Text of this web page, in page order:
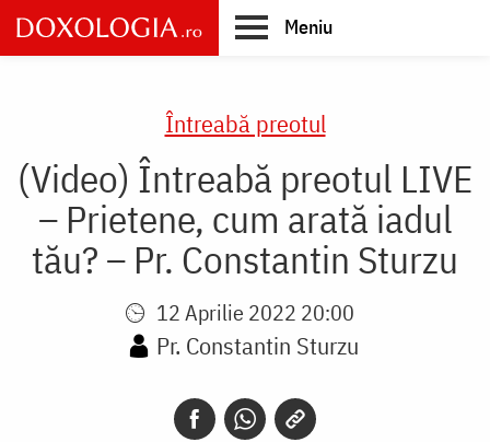
Skip
to
main
Meniu
Întreabă preotul
(Video) Întreabă preotul LIVE
– Prietene, cum arată iadul
tău? – Pr. Constantin Sturzu
12 Aprilie 2022 20:00
Pr. Constantin Sturzu